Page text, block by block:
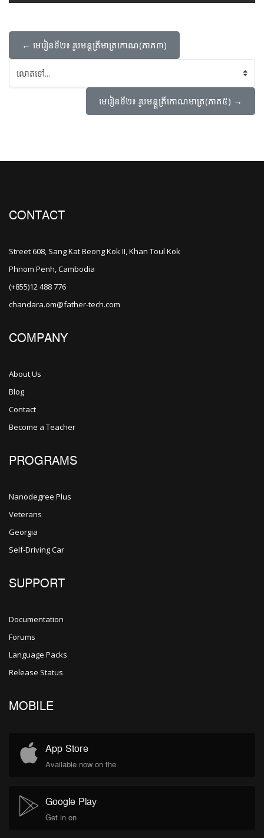
← មេរៀនទី២៖ រូបមន្តត្រីមាត្រកោណ(ភាគ៣)
លោតទៅ...
មេរៀនទី២៖ រូបមន្ត្តត្រីកោណមាត្រ(ភាគ៥) →
CONTACT
Street 608, Sang Kat Beong Kok II, Khan Toul Kok
Phnom Penh, Cambodia
(+855)12 488 776
chandara.om@father-tech.com
COMPANY
About Us
Blog
Contact
Become a Teacher
PROGRAMS
Nanodegree Plus
Veterans
Georgia
Self-Driving Car
SUPPORT
Documentation
Forums
Language Packs
Release Status
MOBILE
App Store
Available now on the
Google Play
Get in on